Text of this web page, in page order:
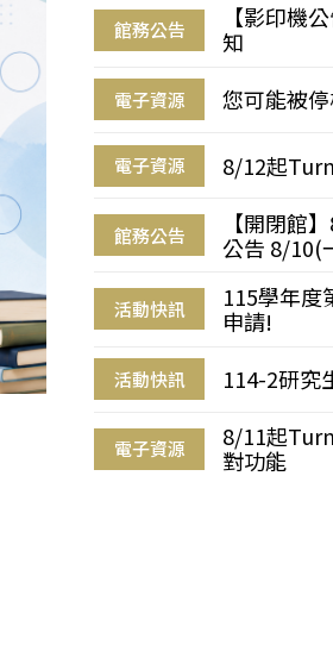
館務公告
【影印機
知
電子資源 您可能被
電子資源 8/12起
館務公告
【開閉館
公告 8/10(
活動快訊
115學年度
申請!
活動快訊 114-2研究
電子資源
8/11起
對功能